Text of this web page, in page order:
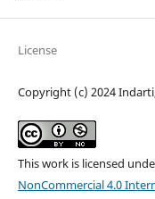
License
Copyright (c) 2024
This work is licensed
NonCommercial 4.0